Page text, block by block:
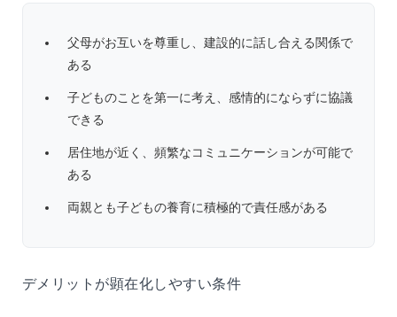
父母がお互いを尊重し、建設的に話し合える関係で
ある
子どものことを第一に考え、感情的にならずに協議
できる
居住地が近く、頻繁なコミュニケーションが可能で
ある
両親とも子どもの養育に積極的で責任感がある
デメリットが顕在化しやすい条件